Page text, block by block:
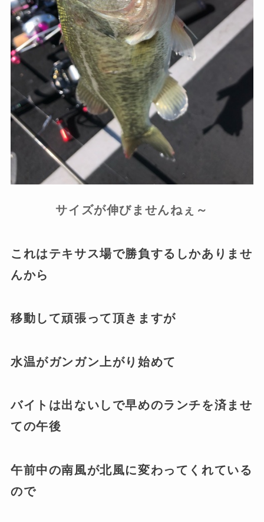
サイズが伸びませんねぇ～
これはテキサス場で勝負するしかありませ
んから
移動して頑張って頂きますが
水温がガンガン上がり始めて
バイトは出ないしで早めのランチを済ませ
ての午後
午前中の南風が北風に変わってくれている
ので